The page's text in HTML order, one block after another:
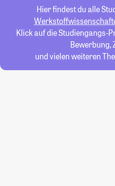
Hier findest du alle
Klick auf die Studiengangs-
Bewerbung,
und vielen weiteren